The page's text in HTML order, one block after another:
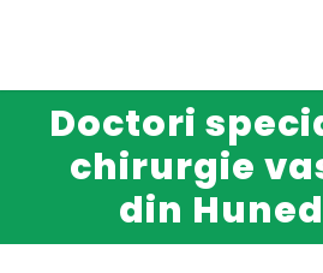
Doctori
chirurgie
din